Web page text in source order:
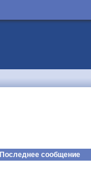
Последнее сообщение